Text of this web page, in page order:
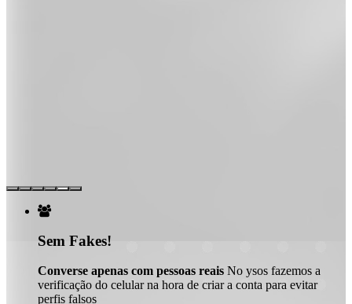

Sem Fakes!
Converse apenas com pessoas reais No ysos fazemos a
verificação do celular na hora de criar a conta para evitar
perfis falsos